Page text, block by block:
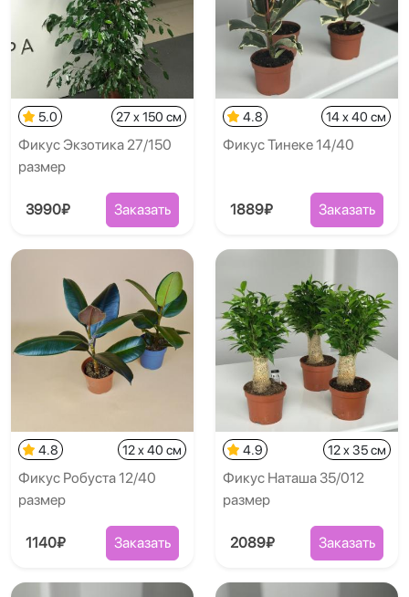
5.0 27 x 150 см
Фикус Экзотика 27/150
размер
3990₽ Заказать
4.8 14 x 40 см
Фикус Тинеке 14/40
1889₽ Заказать
4.8 12 x 40 см
Фикус Робуста 12/40
размер
1140₽ Заказать
4.9 12 x 35 см
Фикус Наташа 35/012
размер
2089₽ Заказать